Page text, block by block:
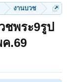
งานบวช
ชพระ9รูป
ค.69